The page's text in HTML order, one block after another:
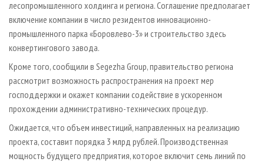
ПРОИЗВОДСТВО МЕБЕЛИ
БИОЭНЕРГЕТИКА
ЦБП
ИНСТРУМЕНТ И МАТЕРИАЛЫ
ПРИОРИТЕТНЫЕ ИНВЕСТПРОЕКТЫ
RUSSIAN FORESTRY REVIEW
ГАЗЕТА ЛЕСПРОМФОРУМ
БИБЛИОТЕКА СПЕЦИАЛИСТА
лесопромышленного холдинга и региона. Соглашение предполагает
включение компании в число резидентов инновационно-
промышленного парка «Боровлево-3» и строительство здесь
конвертингового завода.
Кроме того, сообщили в Segezha Group, правительство региона
рассмотрит возможность распространения на проект мер
господдержки и окажет компании содействие в ускоренном
прохождении административно-технических процедур.
Ожидается, что объем инвестиций, направленных на реализацию
проекта, составит порядка 3 млрд рублей. Производственная
мощность будущего предприятия, которое включит семь линий по